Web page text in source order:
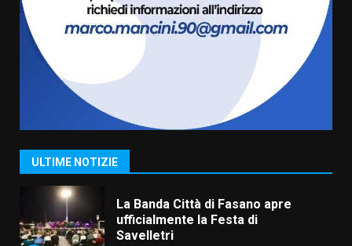
ULTIME NOTIZIE
Fasanese ferito a colpi di arma
da fuoco
6 Agosto 2026 18:13
1
Serie D, l’Us Fasano non molla e
conferma di voler ricorrere per
La Banda Città di Fasano apre
ufficialmente la Festa di
Savelletri